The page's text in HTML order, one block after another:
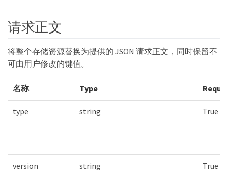
请求正文
将整个存储资源替换为提供的 JSON 请求正文，同时保留不
可由用户修改的键值。
名称 Type
type string True
version string True